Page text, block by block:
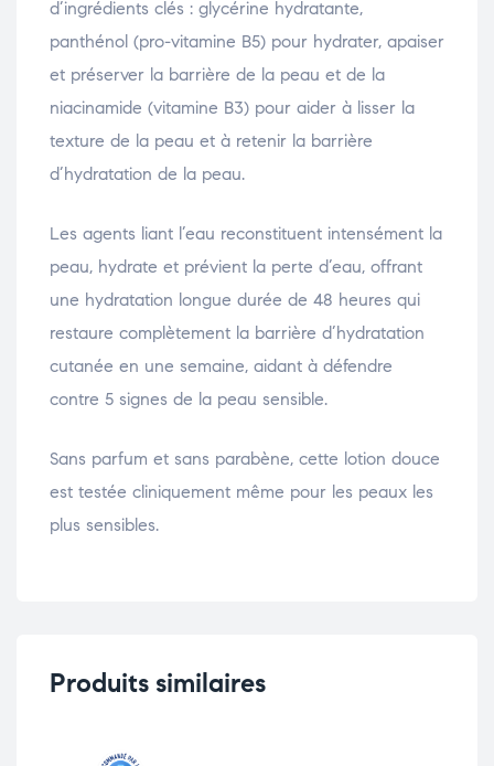
d’ingrédients clés : glycérine hydratante,
panthénol (pro-vitamine B5) pour hydrater, apaiser
et préserver la barrière de la peau et de la
niacinamide (vitamine B3) pour aider à lisser la
texture de la peau et à retenir la barrière
d’hydratation de la peau.
Les agents liant l’eau reconstituent intensément la
peau, hydrate et prévient la perte d’eau, offrant
une hydratation longue durée de 48 heures qui
restaure complètement la barrière d’hydratation
cutanée en une semaine, aidant à défendre
contre 5 signes de la peau sensible.
Sans parfum et sans parabène, cette lotion douce
est testée cliniquement même pour les peaux les
plus sensibles.
Produits similaires